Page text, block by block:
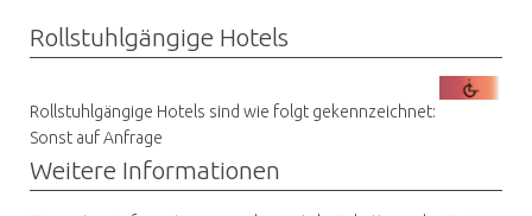
Rollstuhlgängige Hotels
Rollstuhlgängige Hotels sind wie folgt gekennzeichnet:
Sonst auf Anfrage
Weitere Informationen